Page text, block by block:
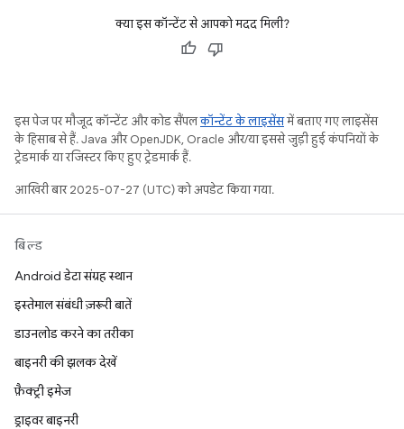
क्या इस कॉन्टेंट से आपको मदद मिली?
इस पेज पर मौजूद कॉन्टेंट और कोड सैंपलकॉन्टेंट के लाइसेंसमें बताए गए लाइसेंस
के हिसाब से हैं. Java और OpenJDK, Oracle और/या इससे जुड़ी हुई कंपनियों के
ट्रेडमार्क या रजिस्टर किए हुए ट्रेडमार्क हैं.
आखिरी बार 2025-07-27 (UTC) को अपडेट किया गया.
बिल्ड
Android डेटा संग्रह स्थान
इस्तेमाल संबंधी ज़रूरी बातें
डाउनलोड करने का तरीका
बाइनरी की झलक देखें
फ़ैक्ट्री इमेज
ड्राइवर बाइनरी